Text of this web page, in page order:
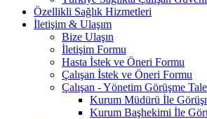
Özellikli Sağlık Hizmetleri
İletişim & Ulaşım
Bize Ulaşın
İletişim Formu
Hasta İstek ve Öneri Formu
Çalışan İstek ve Öneri Formu
Çalışan - Yönetim Görüşme
Kurum Müdürü İle
Kurum Başhekimi İle